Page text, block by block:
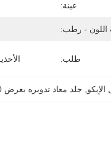
عينة:
اللون - رطب:
طلب:
جلد معاد تدويره بعرض 140 سم